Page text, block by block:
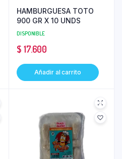
HAMBURGUESA TOTO
900 GR X 10 UNDS
DISPONIBLE
$ 17.600
Añadir al carrito